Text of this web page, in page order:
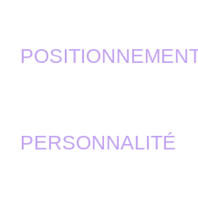
PERSONNALITÉ